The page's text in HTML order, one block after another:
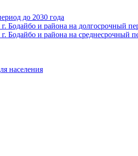
до 2030 года
Бодайбо и района на долгосрочный
Бодайбо и района на среднесрочный
населения